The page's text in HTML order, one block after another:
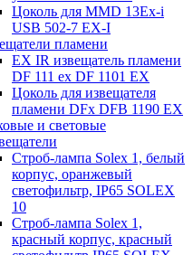
Цоколь для MMD 13Ex-i
USB 502-7 EX-I
пламени
EX IR извещатель пламени
DF 111 ex DF 1101 EX
Цоколь для извещателя
пламени DFx DFB 1190 EX
и световые
Строб-лампа Solex 1, белый
корпус, оранжевый
светофильтр, IP65 SOLEX
10
Строб-лампа Solex 1,
красный корпус, красный